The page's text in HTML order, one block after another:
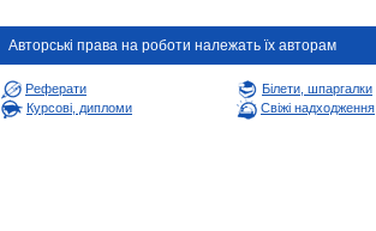
Авторськi права на роботи належать їх авторам
Реферати Білети, шпаргалки
Курсові, дипломи
Свіжі надходження